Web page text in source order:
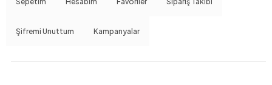
Şifremi Unuttum Kampanyalar